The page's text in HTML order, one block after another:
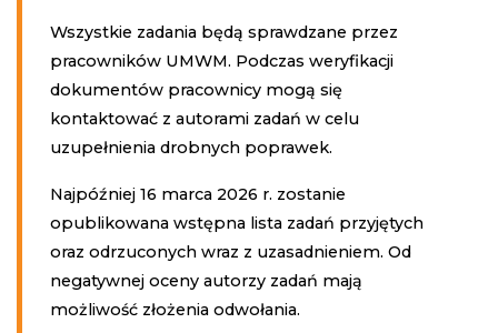
Wszystkie zadania będą sprawdzane przez
pracowników UMWM. Podczas weryfikacji
dokumentów pracownicy mogą się
kontaktować z autorami zadań w celu
uzupełnienia drobnych poprawek.
Najpóźniej 16 marca 2026 r. zostanie
opublikowana wstępna lista zadań przyjętych
oraz odrzuconych wraz z uzasadnieniem. Od
negatywnej oceny autorzy zadań mają
możliwość złożenia odwołania.